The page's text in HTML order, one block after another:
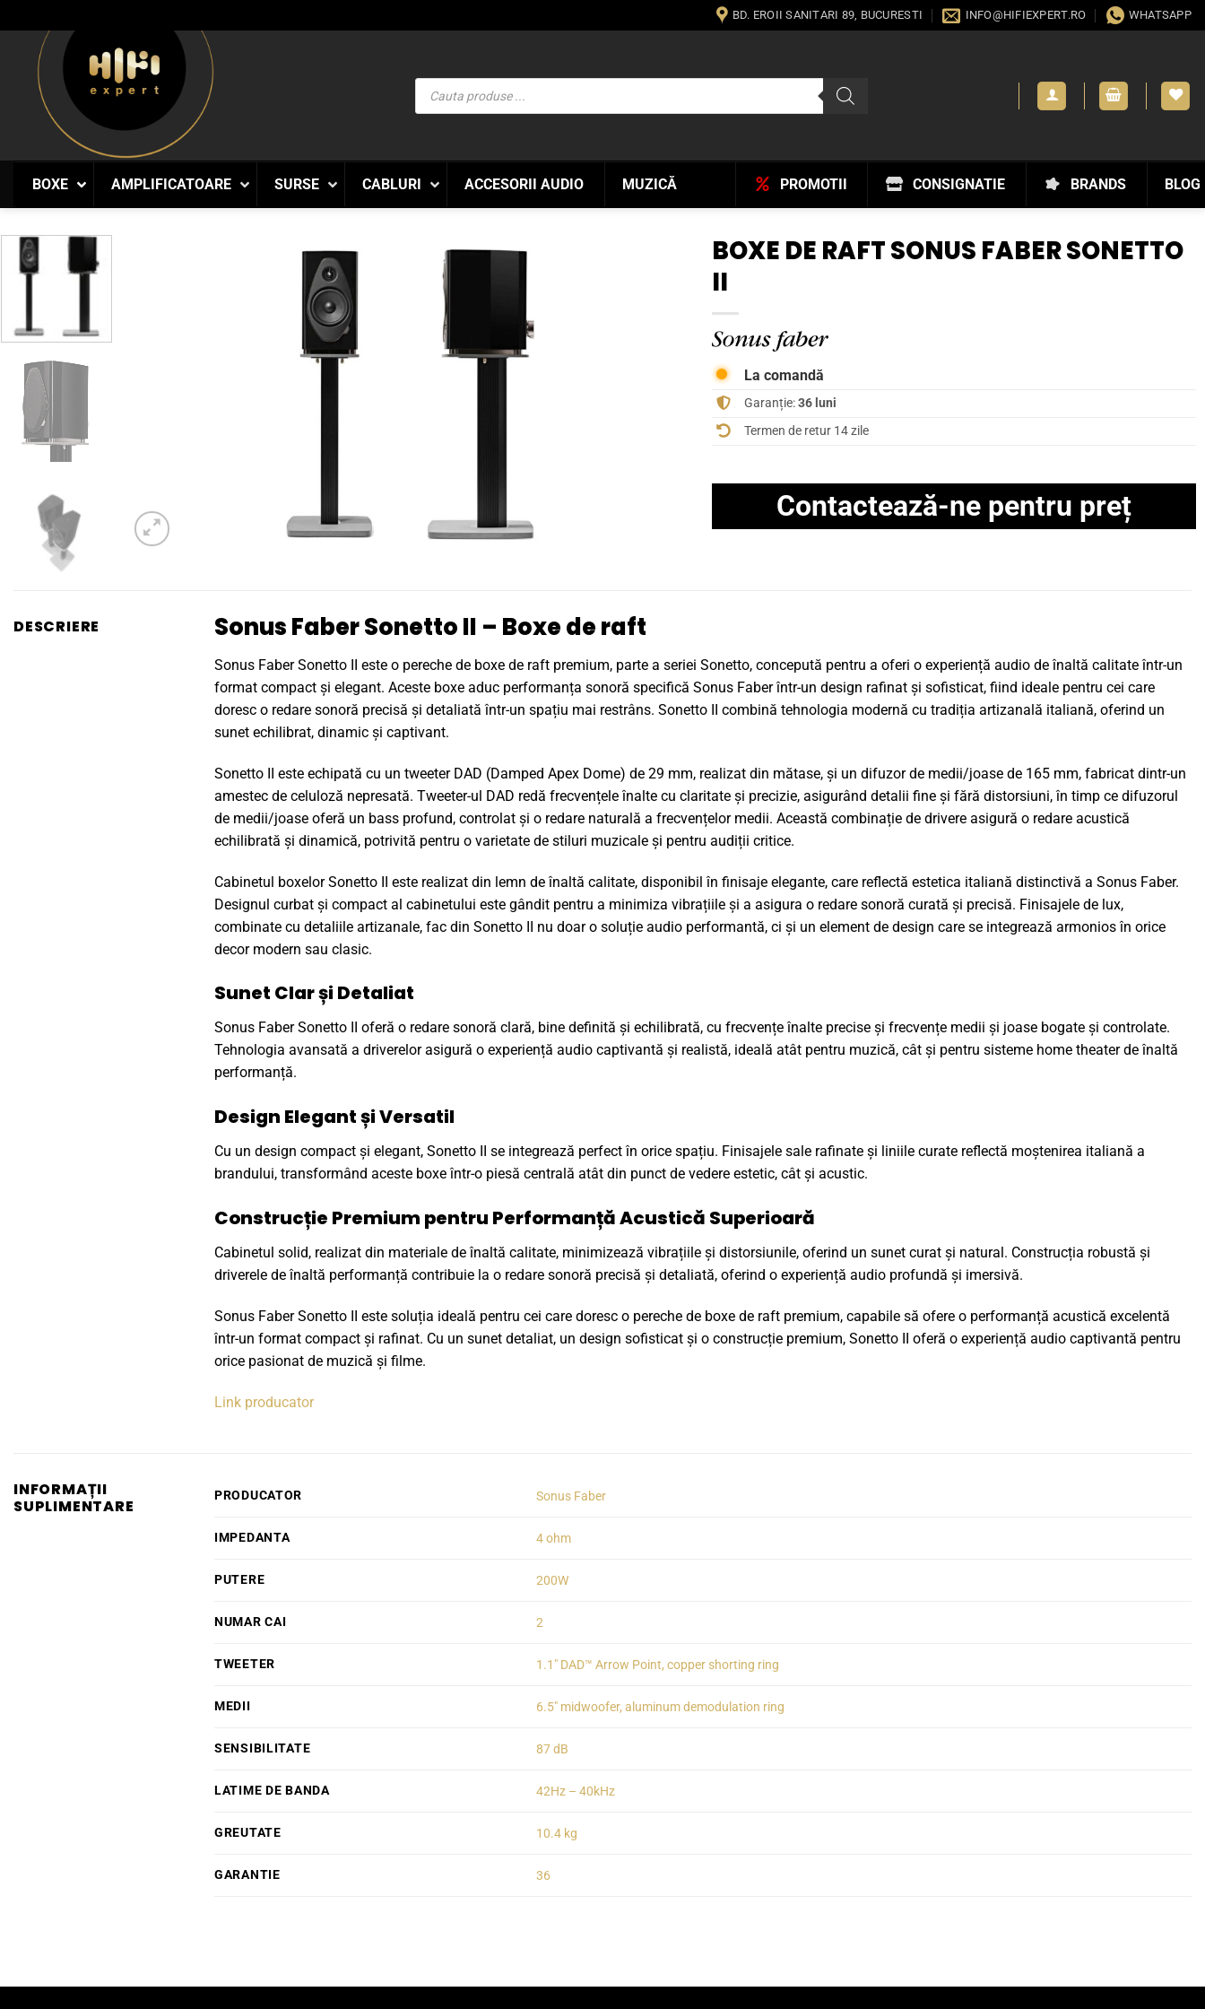
to
content
BD. EROII SANITARI 89, BUCURESTI INFO@HIFIEXPERT.RO WHATSAPP
Products
search
BOXE AMPLIFICATOARE SURSE CABLURI ACCESORII AUDIO MUZICĂ BLOG
BRANDS
CONSIGNATIE
PROMOTII
BOXE DE RAFT SONUS FABER SONETTO
II
La comandă
Garanție:36 luni
Termen de retur 14 zile
Contactează-ne pentru preț
DESCRIERE Sonus Faber Sonetto II – Boxe de raft
Sonus Faber Sonetto II este o pereche de boxe de raft premium, parte a seriei Sonetto, concepută pentru a oferi o experiență audio de înaltă calitate într-un
format compact și elegant. Aceste boxe aduc performanța sonoră specifică Sonus Faber într-un design rafinat și sofisticat, fiind ideale pentru cei care
doresc o redare sonoră precisă și detaliată într-un spațiu mai restrâns. Sonetto II combină tehnologia modernă cu tradiția artizanală italiană, oferind un
sunet echilibrat, dinamic și captivant.
Sonetto II este echipată cu un tweeter DAD (Damped Apex Dome) de 29 mm, realizat din mătase, și un difuzor de medii/joase de 165 mm, fabricat dintr-un
amestec de celuloză nepresată. Tweeter-ul DAD redă frecvențele înalte cu claritate și precizie, asigurând detalii fine și fără distorsiuni, în timp ce difuzorul
de medii/joase oferă un bass profund, controlat și o redare naturală a frecvențelor medii. Această combinație de drivere asigură o redare acustică
echilibrată și dinamică, potrivită pentru o varietate de stiluri muzicale și pentru audiții critice.
Cabinetul boxelor Sonetto II este realizat din lemn de înaltă calitate, disponibil în finisaje elegante, care reflectă estetica italiană distinctivă a Sonus Faber.
Designul curbat și compact al cabinetului este gândit pentru a minimiza vibrațiile și a asigura o redare sonoră curată și precisă. Finisajele de lux,
combinate cu detaliile artizanale, fac din Sonetto II nu doar o soluție audio performantă, ci și un element de design care se integrează armonios în orice
decor modern sau clasic.
Sunet Clar și Detaliat
Sonus Faber Sonetto II oferă o redare sonoră clară, bine definită și echilibrată, cu frecvențe înalte precise și frecvențe medii și joase bogate și controlate.
Tehnologia avansată a driverelor asigură o experiență audio captivantă și realistă, ideală atât pentru muzică, cât și pentru sisteme home theater de înaltă
performanță.
Design Elegant și Versatil
Cu un design compact și elegant, Sonetto II se integrează perfect în orice spațiu. Finisajele sale rafinate și liniile curate reflectă moștenirea italiană a
brandului, transformând aceste boxe într-o piesă centrală atât din punct de vedere estetic, cât și acustic.
Construcție Premium pentru Performanță Acustică Superioară
Cabinetul solid, realizat din materiale de înaltă calitate, minimizează vibrațiile și distorsiunile, oferind un sunet curat și natural. Construcția robustă și
driverele de înaltă performanță contribuie la o redare sonoră precisă și detaliată, oferind o experiență audio profundă și imersivă.
Sonus Faber Sonetto II este soluția ideală pentru cei care doresc o pereche de boxe de raft premium, capabile să ofere o performanță acustică excelentă
într-un format compact și rafinat. Cu un sunet detaliat, un design sofisticat și o construcție premium, Sonetto II oferă o experiență audio captivantă pentru
orice pasionat de muzică și filme.
Link producator
INFORMAȚII
SUPLIMENTARE
PRODUCATOR Sonus Faber
IMPEDANTA 4 ohm
PUTERE 200W
NUMAR CAI 2
TWEETER 1.1" DAD™ Arrow Point, copper shorting ring
MEDII 6.5" midwoofer, aluminum demodulation ring
SENSIBILITATE 87 dB
LATIME DE BANDA 42Hz – 40kHz
GREUTATE 10.4 kg
GARANTIE 36